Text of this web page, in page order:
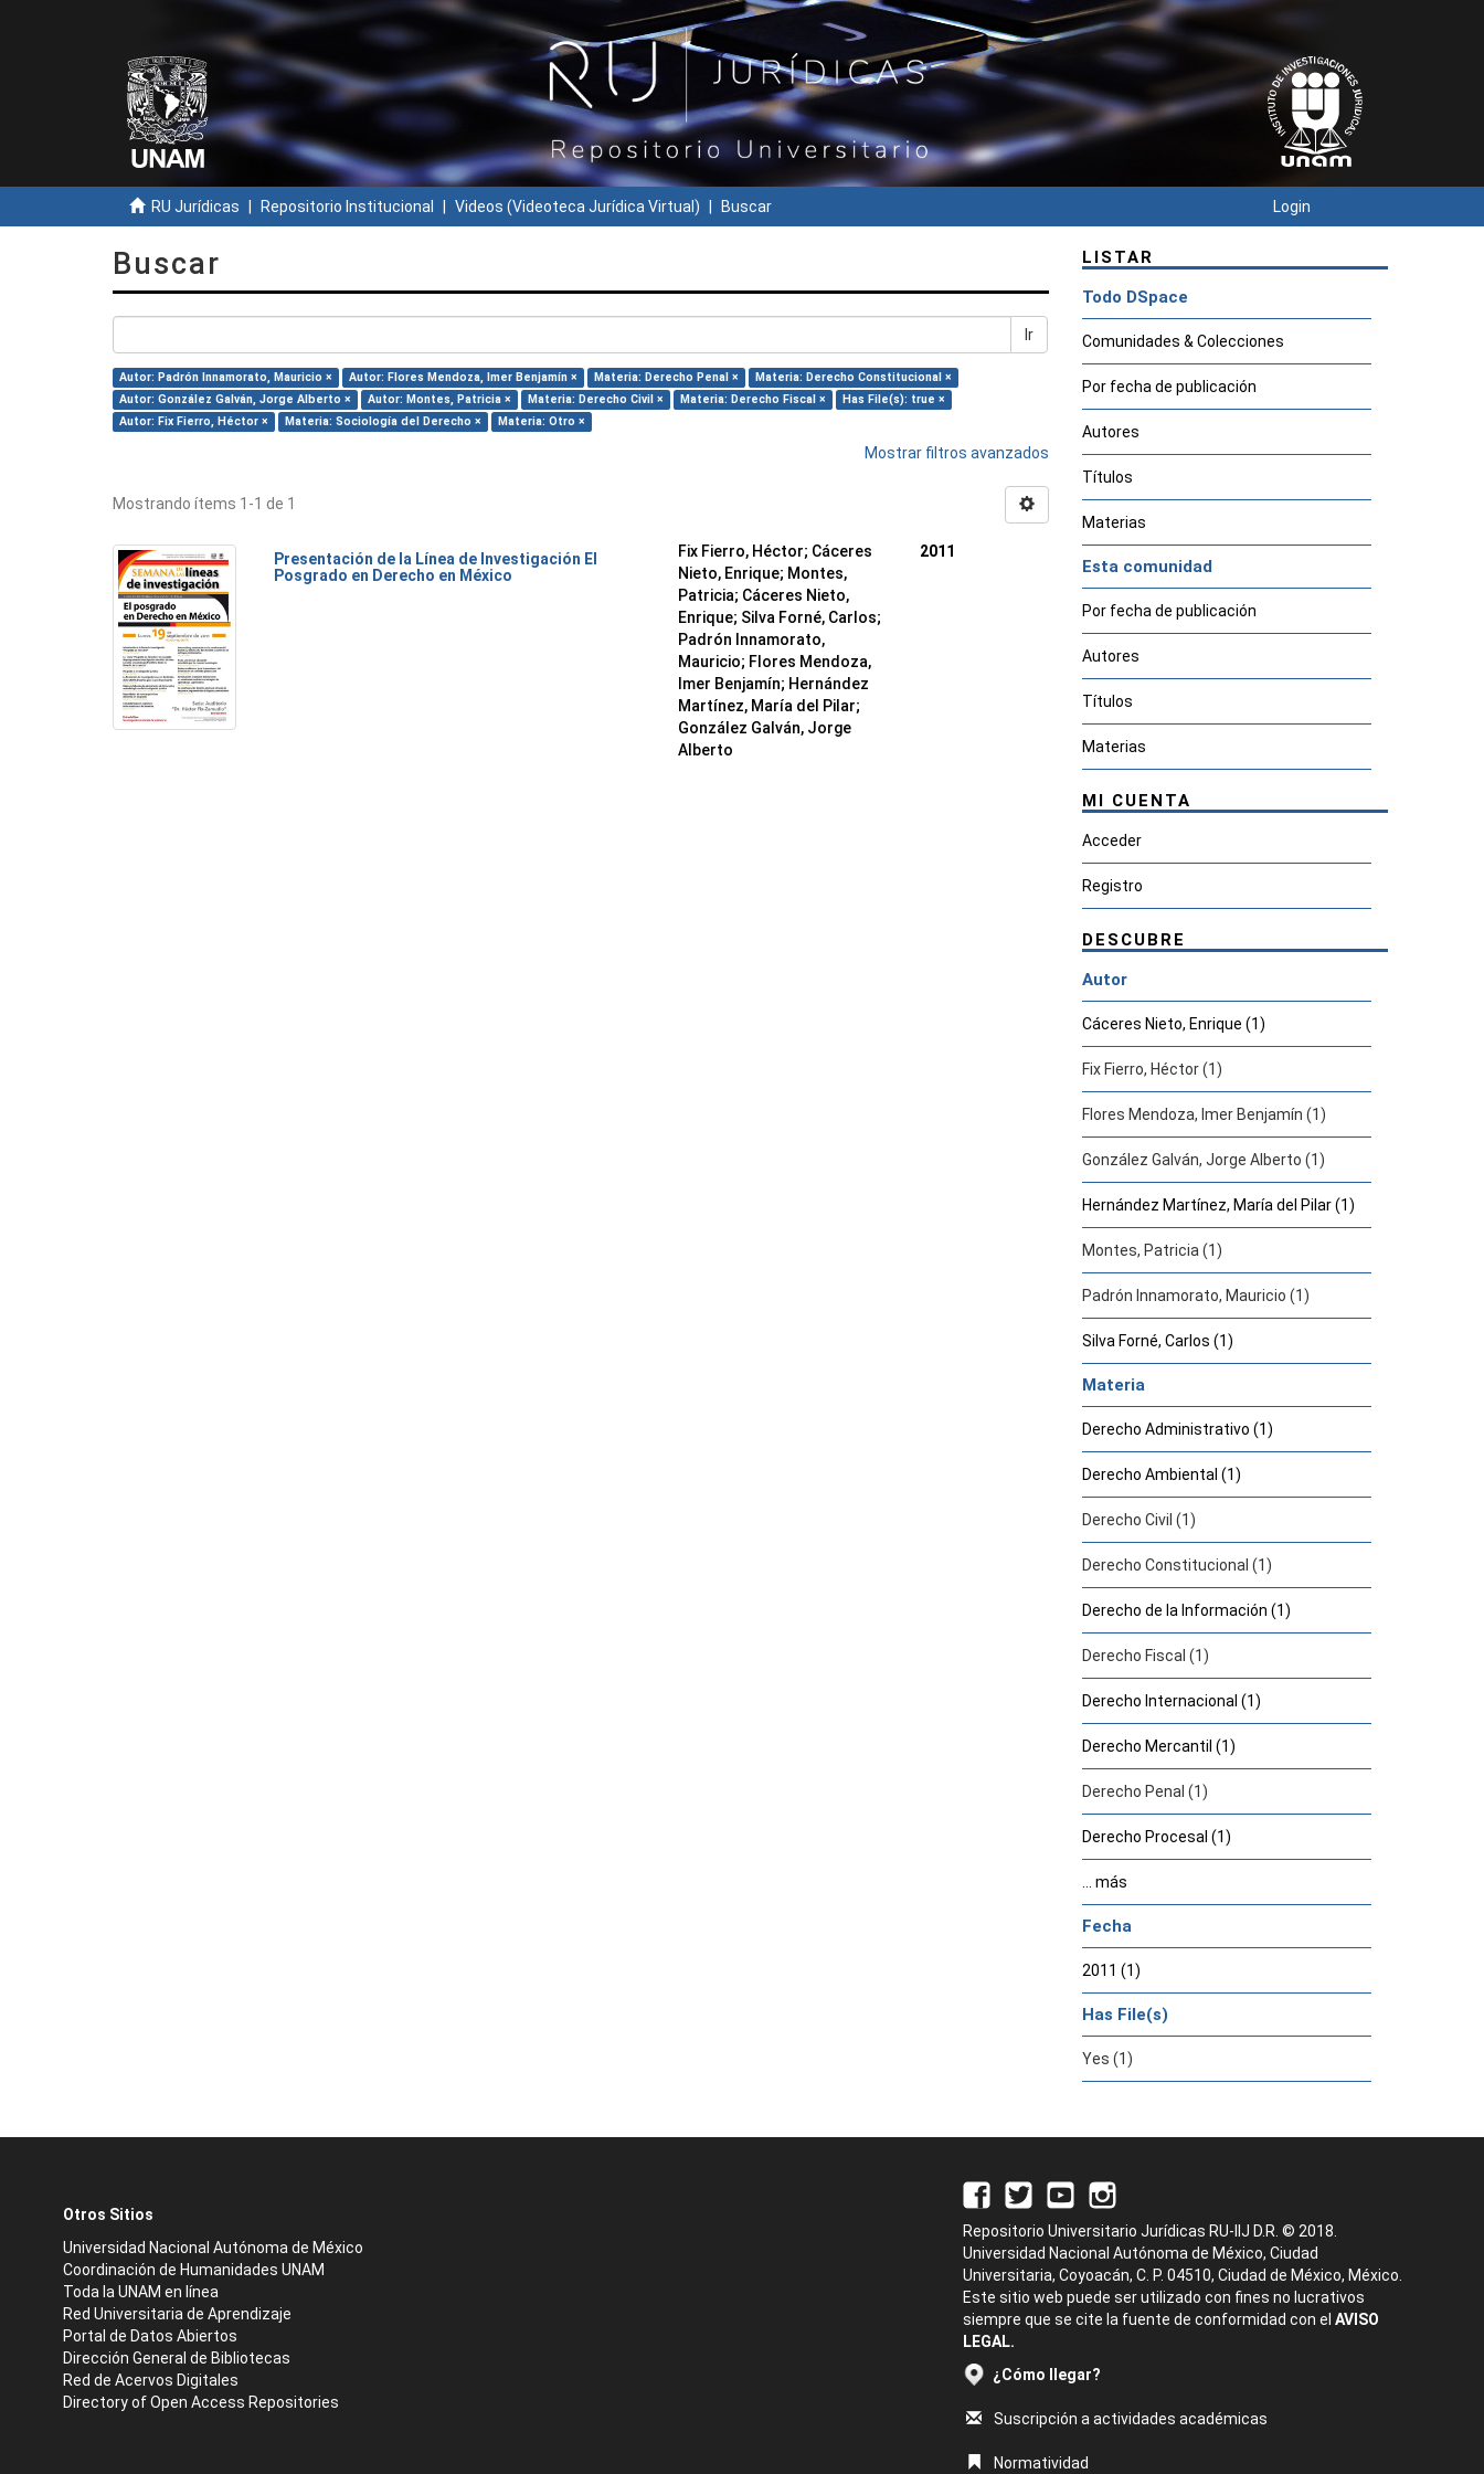
RU Jurídicas Repositorio Institucional Videos (Videoteca Jurídica Virtual) Buscar Login
Buscar
Ir
Autor: Padrón Innamorato, Mauricio × Autor: Flores Mendoza, Imer Benjamín × Materia: Derecho Penal ×
Materia: Derecho Constitucional ×
Autor: González Galván, Jorge Alberto ×
Autor: Montes, Patricia × Materia: Derecho Civil × Materia: Derecho Fiscal ×
Has File(s): true ×
Autor: Fix Fierro, Héctor ×
Materia: Sociología del Derecho × Materia: Otro ×
Mostrar filtros avanzados
Mostrando ítems 1-1 de 1
Presentación de la Línea de Investigación El
Posgrado en Derecho en México
Fix Fierro, Héctor; Cáceres
Nieto, Enrique; Montes,
Patricia; Cáceres Nieto,
Enrique; Silva Forné, Carlos;
Padrón Innamorato,
Mauricio; Flores Mendoza,
Imer Benjamín; Hernández
Martínez, María del Pilar;
González Galván, Jorge
Alberto
2011
LISTAR
Todo DSpace
Comunidades & Colecciones
Por fecha de publicación
Autores
Títulos
Materias
Esta comunidad
Por fecha de publicación
Autores
Títulos
Materias
MI CUENTA
Acceder
Registro
DESCUBRE
Autor
Cáceres Nieto, Enrique (1)
Fix Fierro, Héctor (1)
Flores Mendoza, Imer Benjamín (1)
González Galván, Jorge Alberto (1)
Hernández Martínez, María del Pilar (1)
Montes, Patricia (1)
Padrón Innamorato, Mauricio (1)
Silva Forné, Carlos (1)
Materia
Derecho Administrativo (1)
Derecho Ambiental (1)
Derecho Civil (1)
Derecho Constitucional (1)
Derecho de la Información (1)
Derecho Fiscal (1)
Derecho Internacional (1)
Derecho Mercantil (1)
Derecho Penal (1)
Derecho Procesal (1)
... más
Fecha
2011 (1)
Has File(s)
Yes (1)
Otros Sitios
Universidad Nacional Autónoma de México
Coordinación de Humanidades UNAM
Toda la UNAM en línea
Red Universitaria de Aprendizaje
Portal de Datos Abiertos
Dirección General de Bibliotecas
Red de Acervos Digitales
Directory of Open Access Repositories
Repositorio Universitario Jurídicas RU-IIJ D.R. © 2018.
Universidad Nacional Autónoma de México, Ciudad
Universitaria, Coyoacán, C. P. 04510, Ciudad de México, México.
Este sitio web puede ser utilizado con fines no lucrativos
siempre que se cite la fuente de conformidad con el AVISO
LEGAL.
¿Cómo llegar?
Suscripción a actividades académicas
Normatividad